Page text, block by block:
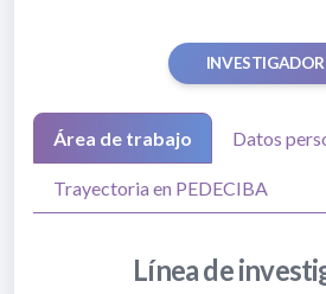
INVESTIGADOR
Área de trabajo Datos
Trayectoria en PEDECIBA
Línea de